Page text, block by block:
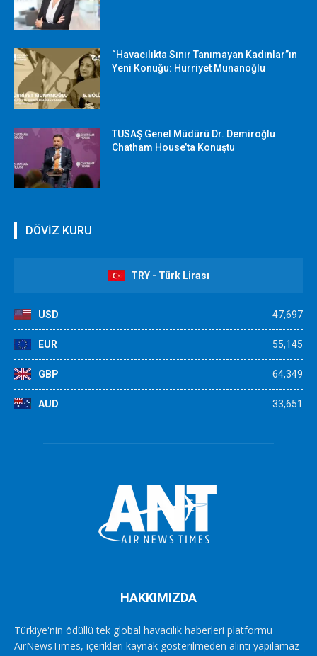
“Havacılıkta Sınır Tanımayan Kadınlar”ın
Yeni Konuğu: Hürriyet Munanoğlu
TUSAŞ Genel Müdürü Dr. Demiroğlu
Chatham House’ta Konuştu
DÖVİZ KURU
TRY - Türk Lirası
USD 47,697
EUR 55,145
GBP 64,349
AUD 33,651
HAKKIMIZDA
Türkiye'nin ödüllü tek global havacılık haberleri platformu
AirNewsTimes, içerikleri kaynak gösterilmeden alıntı yapılamaz